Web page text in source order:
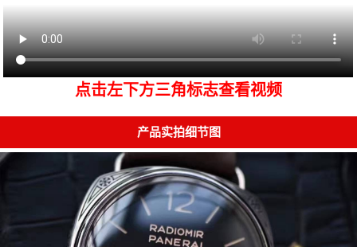
点击左下方三角标志查看视频
产品实拍细节图